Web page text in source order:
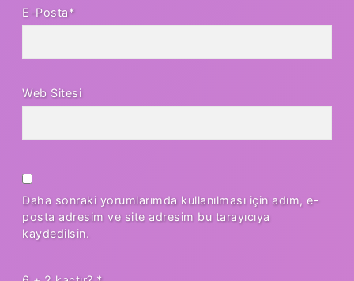
E-Posta*
Web Sitesi
Daha sonraki yorumlarımda kullanılması için adım, e-
posta adresim ve site adresim bu tarayıcıya
kaydedilsin.